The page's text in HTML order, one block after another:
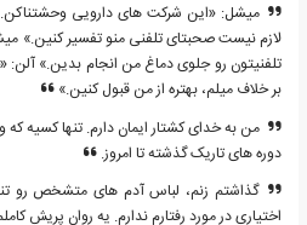
میشل: «این شرکت های دارویی
لازم نیست صحبتای تلفنی منو تفسیر کنین.»
تلفنیتون رو جلوی دماغ من انجام بدین.» آلن:
بر خلاف میلم، بهتره از من قبول کنین.»
من به خدای کشتار ایمان دارم. تنها کسیه
دوره های تاریک گذشته تا امروز.
گذاشتم زنم، لباس آدم های متشخص رو
اختیاری در مورد رفتارم ندارم. یه روان پریش